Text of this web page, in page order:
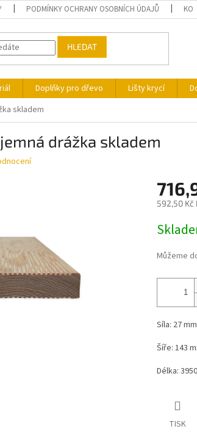
PODMÍNKY OCHRANY OSOBNÍCH ÚDAJŮ
HLEDAT
Doplňky pro dřevo Lišty krycí
skladem
drážka skladem
592,50 Kč
cena:
Můžeme
Síla: 27 mm
Šíře: 143
Délka:
TISK